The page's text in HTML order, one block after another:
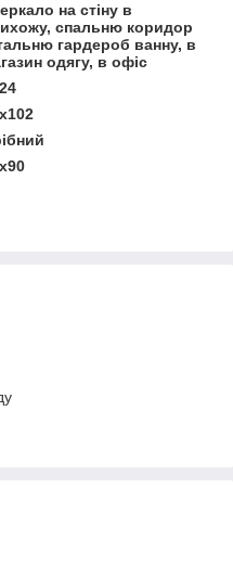
на стіну в
спальню коридор
гардероб ванну, в
одягу, в офіс